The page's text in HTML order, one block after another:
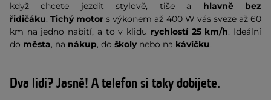
když chcete jezdit stylově, tiše a hlavně bez
řidičáku.Tichý motor s výkonem až 400 W vás sveze až 60
km na jedno nabití, a to v klidu rychlostí 25 km/h. Ideální
do města, na nákup, do školy nebo na kávičku.
Dva lidi? Jasně! A telefon si taky dobijete.